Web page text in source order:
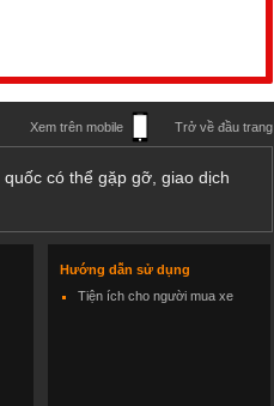
Xem trên mobile Trở về đầu trang
có thể gặp gỡ, giao dịch
Hướng dẫn sử dụng
Tiện ích cho người mua xe